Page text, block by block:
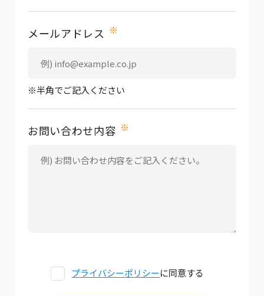
メールアドレス ※
※半角でご記入ください
お問い合わせ内容 ※
プライバシーポリシーに同意する